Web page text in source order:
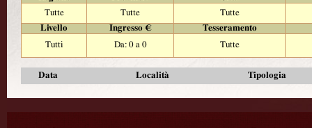
Tutte
Tutte
Tutte
Livello
Ingresso €
Tesseramento
Tutti
Da: 0 a 0 Tutte
Data Località Tipologia